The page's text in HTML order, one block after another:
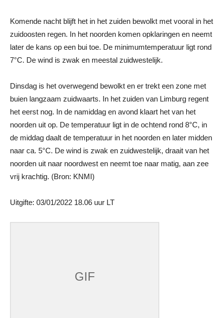
Komende nacht blijft het in het zuiden bewolkt met vooral in het
zuidoosten regen. In het noorden komen opklaringen en neemt
later de kans op een bui toe. De minimumtemperatuur ligt rond
7°C. De wind is zwak en meestal zuidwestelijk.
Dinsdag is het overwegend bewolkt en er trekt een zone met
buien langzaam zuidwaarts. In het zuiden van Limburg regent
het eerst nog. In de namiddag en avond klaart het van het
noorden uit op. De temperatuur ligt in de ochtend rond 8°C, in
de middag daalt de temperatuur in het noorden en later midden
naar ca. 5°C. De wind is zwak en zuidwestelijk, draait van het
noorden uit naar noordwest en neemt toe naar matig, aan zee
vrij krachtig. (Bron: KNMI)
Uitgifte: 03/01/2022 18.06 uur LT